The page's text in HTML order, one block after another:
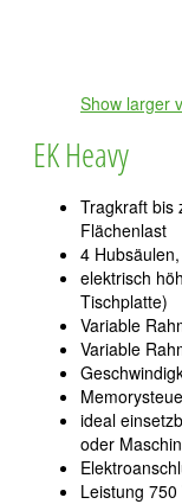
Show larger
EK Heavy
Tragkraft bis
Flächenlast
4
elektrisch
Tischplatte)
Variable
Variable
ideal
oder
Leistung 750